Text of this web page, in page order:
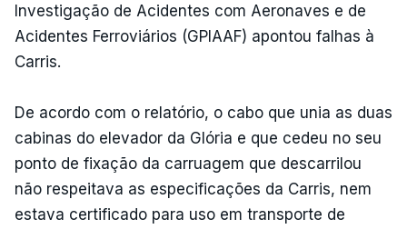
Investigação de Acidentes com Aeronaves e de
Acidentes Ferroviários (GPIAAF) apontou falhas à
Carris.
De acordo com o relatório, o cabo que unia as duas
cabinas do elevador da Glória e que cedeu no seu
ponto de fixação da carruagem que descarrilou
não respeitava as especificações da Carris, nem
estava certificado para uso em transporte de